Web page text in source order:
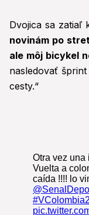
Dvojica sa zatiaľ
novinám po
ale môj bicykel
nasledovať
cesty.“